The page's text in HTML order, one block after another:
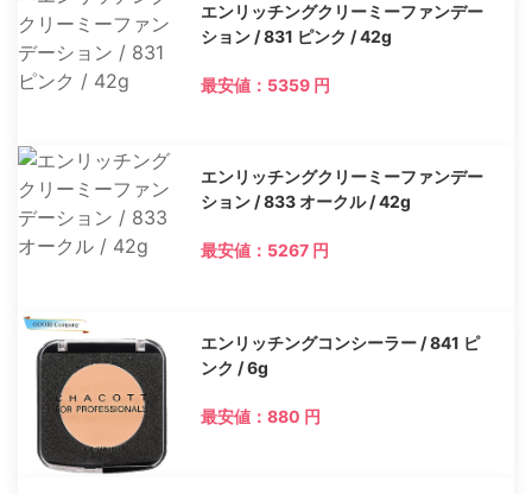
エンリッチングクリーミーファンデー
ション / 831 ピンク / 42g
最安値：5359 円
エンリッチングクリーミーファンデー
ション / 833 オークル / 42g
最安値：5267 円
エンリッチングコンシーラー / 841 ピ
ンク / 6g
最安値：880 円